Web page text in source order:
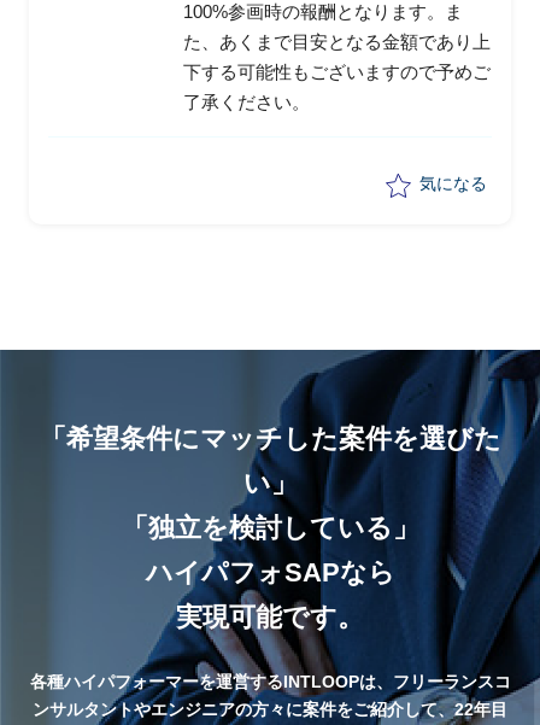
100%参画時の報酬となります。ま
た、あくまで目安となる金額であり上
下する可能性もございますので予めご
了承ください。
気になる
「希望条件にマッチした案件を選びた
い」
「独立を検討している」
ハイパフォSAPなら
実現可能です。
各種ハイパフォーマーを運営するINTLOOPは、フリーランスコ
ンサルタントやエンジニアの方々に案件をご紹介して、22年目